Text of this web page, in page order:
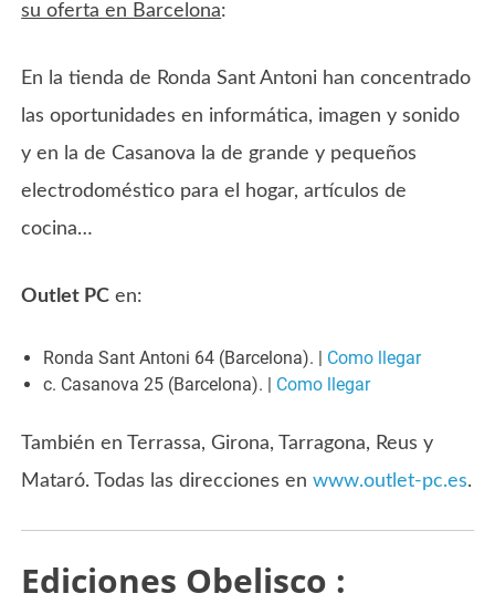
su oferta en Barcelona:
En la tienda de Ronda Sant Antoni han concentrado
las oportunidades en informática, imagen y sonido
y en la de Casanova la de grande y pequeños
electrodoméstico para el hogar, artículos de
cocina…
Outlet PC en:
Ronda Sant Antoni 64 (Barcelona). | Como llegar
c. Casanova 25 (Barcelona). | Como llegar
También en Terrassa, Girona, Tarragona, Reus y
Mataró. Todas las direcciones enwww.outlet-pc.es.
Ediciones Obelisco :